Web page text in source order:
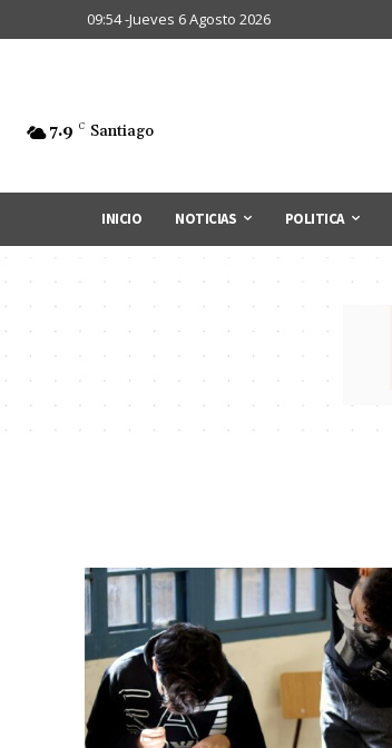
09:54 -Jueves 6 Agosto 2026
7.9 C Santiago
INICIO NOTICIAS POLITICA